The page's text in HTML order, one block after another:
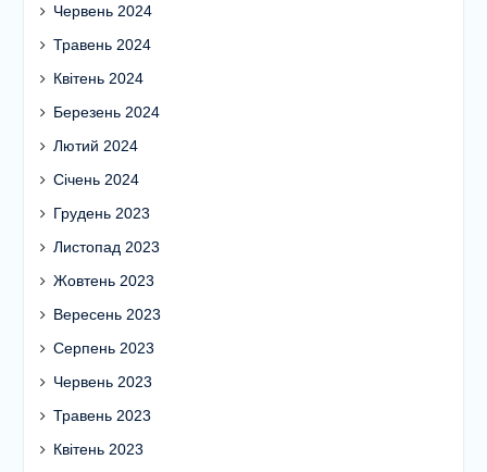
Червень 2024
Травень 2024
Квітень 2024
Березень 2024
Лютий 2024
Січень 2024
Грудень 2023
Листопад 2023
Жовтень 2023
Вересень 2023
Серпень 2023
Червень 2023
Травень 2023
Квітень 2023